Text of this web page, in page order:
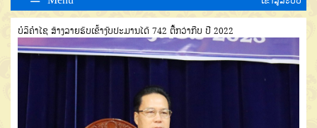
ບໍລິຄຳໄຊ ສ້າງລາຍຮັບເຂົ້າງົບປະມານໄດ້ 742 ຕື້ກວ່າກີບ ປີ 2022